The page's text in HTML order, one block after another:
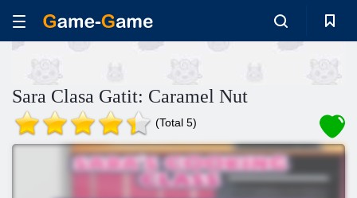
Sara Clasa Gatit: Caramel Nut
(Total 5)